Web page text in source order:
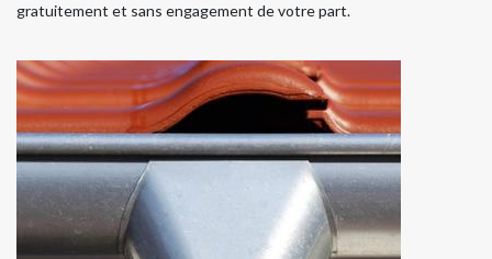
gratuitement et sans engagement de votre part.